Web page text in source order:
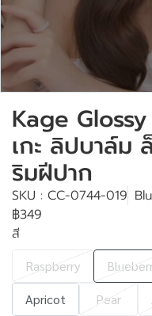
Kage
เกะ ลิปบาล์ม
ริมฝีปาก
SKU : CC-0744-019
฿349
สี
Raspberry
Apricot
Pear